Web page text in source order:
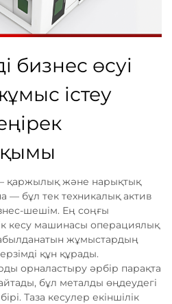
бизнес өсуі
істеу
— қаржылық және нарықтық
— бұл тек техникалық актив
шешім. Ең соңғы
кесу машинасы операциялық
жұмыстардың
құн құрады.
орналастыру әрбір парақта
бұл металды өңдеудегі
Таза кесулер екіншілік